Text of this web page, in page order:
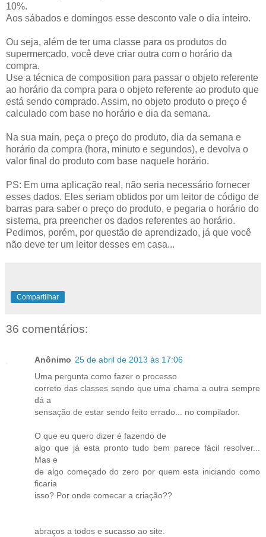
10%.
Aos sábados e domingos esse desconto vale o dia inteiro.
Ou seja, além de ter uma classe para os produtos do
supermercado, você deve criar outra com o horário da
compra.
Use a técnica de composition para passar o objeto referente
ao horário da compra para o objeto referente ao produto que
está sendo comprado. Assim, no objeto produto o preço é
calculado com base no horário e dia da semana.
Na sua main, peça o preço do produto, dia da semana e
horário da compra (hora, minuto e segundos), e devolva o
valor final do produto com base naquele horário.
PS: Em uma aplicação real, não seria necessário fornecer
esses dados. Eles seriam obtidos por um leitor de código de
barras para saber o preço do produto, e pegaria o horário do
sistema, pra preencher os dados referentes ao horário.
Pedimos, porém, por questão de aprendizado, já que você
não deve ter um leitor desses em casa...
Compartilhar
36 comentários:
Anônimo 25 de abril de 2013 às 17:06
Uma pergunta como fazer o processo
correto das classes sendo que uma chama a outra sempre
dá a
sensação de estar sendo feito errado... no compilador.
O que eu quero dizer é fazendo de
algo que já esta pronto tudo bem parece fácil resolver...
Mas e
de algo começado do zero por quem esta iniciando como
ficaria
isso? Por onde comecar a criação??
abraços a todos e sucasso ao site.